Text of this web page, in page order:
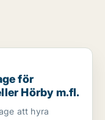
i Skurup, Sjöbo
för
Hörby m.fl.
att hyra